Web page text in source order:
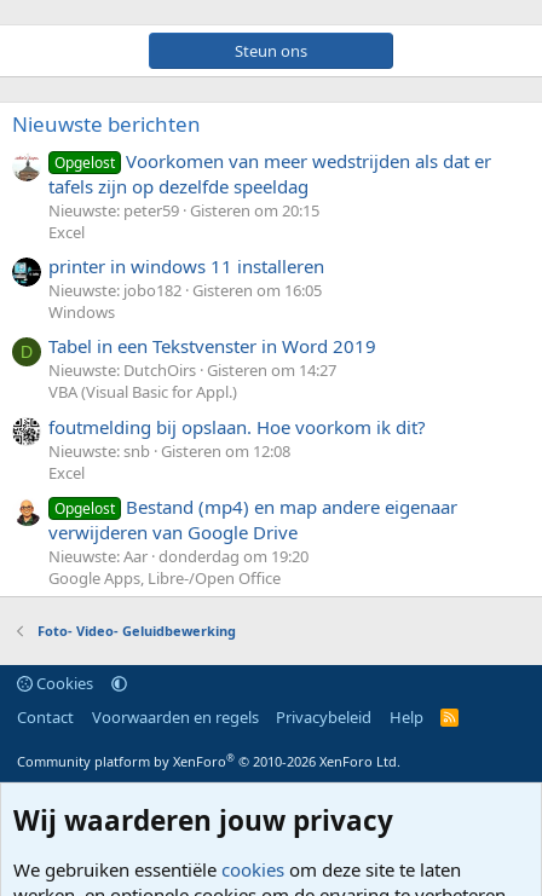
Steun ons
Nieuwste berichten
Opgelost Voorkomen van meer wedstrijden als dat er
tafels zijn op dezelfde speeldag
Nieuwste: peter59 Gisteren om 20:15
Excel
printer in windows 11 installeren
Nieuwste: jobo182 Gisteren om 16:05
Windows
D Tabel in een Tekstvenster in Word 2019
Nieuwste: DutchOirs Gisteren om 14:27
VBA (Visual Basic for Appl.)
foutmelding bij opslaan. Hoe voorkom ik dit?
Nieuwste: snb Gisteren om 12:08
Excel
Opgelost Bestand (mp4) en map andere eigenaar
verwijderen van Google Drive
Nieuwste: Aar donderdag om 19:20
Google Apps, Libre-/Open Office
Foto- Video- Geluidbewerking
Cookies
Contact
Voorwaarden en regels Privacybeleid Help
R
Community platform by XenForo® © 2010-2026 XenForo Ltd.
Wij waarderen jouw privacy
We gebruiken essentiële cookies om deze site te laten